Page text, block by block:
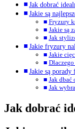
Jak dobrać
Jakie są
Fryzury
Jakie są
Jak
Jakie fryzury
Jakie
Jakie są
Jak dbać
Jak
Jak dobrać